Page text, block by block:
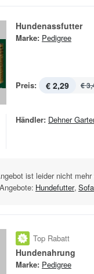
Hundenassfutter
Marke: Pedigree
Preis: € 2,29 €
Händler: Dehner
ist leider nicht mehr
Hundefutter,
Top Rabatt
Hundenahrung
Marke: Pedigree